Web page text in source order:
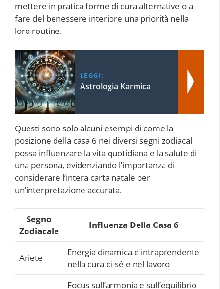
mettere in pratica forme di cura alternative o a
fare del benessere interiore una priorità nella
loro routine.
LEGGI:
Astrologia Karmica
Questi sono solo alcuni esempi di come la
posizione della casa 6 nei diversi segni zodiacali
possa influenzare la vita quotidiana e la salute di
una persona, evidenziando l’importanza di
considerare l’intera carta natale per
un’interpretazione accurata.
Segno
Zodiacale
Influenza Della Casa 6
Ariete
Energia dinamica e intraprendente
nella cura di sé e nel lavoro
Focus sull’armonia e sull’equilibrio